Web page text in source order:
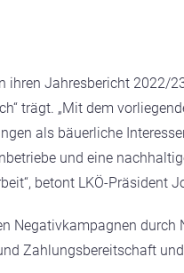
ihren Jahresbericht 2022/
trägt. „Mit dem
als bäuerliche
und eine
betont LKÖ-Präsident
Negativkampagnen
Zahlungsbereitschaft